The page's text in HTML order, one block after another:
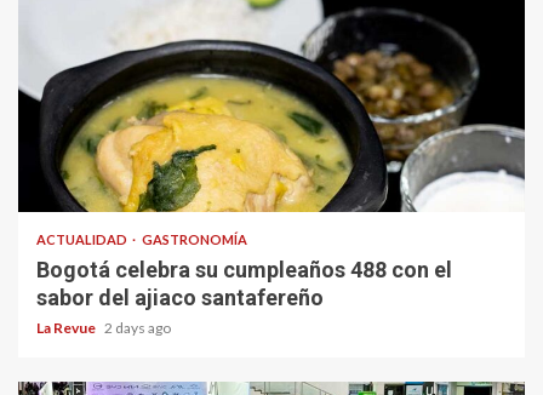
ACTUALIDAD GASTRONOMÍA
Bogotá celebra su cumpleaños 488 con el
sabor del ajiaco santafereño
La Revue 2 days ago